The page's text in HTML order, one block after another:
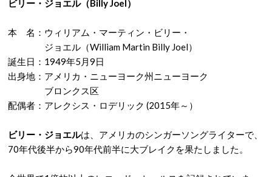
ビリー・ジョエル（Billy Joel）
本 名：ウィリアム・マーティン・ビリー・
ジョエル（William Martin Billy Joel）
誕生日：1949年5月9日
出身地：アメリカ・ニューヨーク州ニューヨーク
ブロンクス区
配偶者：アレクシス・ロデリック (2015年～）
ビリー・ジョエルは、アメリカのシンガーソングライターで、
70年代後半から90年代前半に大ブレイクを果たしました。